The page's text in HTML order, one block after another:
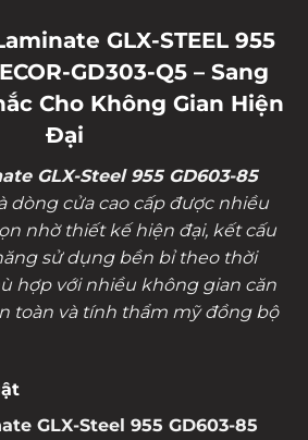
GLX-STEEL 955
GD303-Q5 – Sang
Cho Không Gian Hiện
Đại
GLX-Steel 955 GD603-85
dòng cửa cao cấp được nhiều
nhờ thiết kế hiện đại, kết cấu
sử dụng bền bỉ theo thời
hợp với nhiều không gian căn
toàn và tính thẩm mỹ đồng bộ
GLX-Steel 955 GD603-85